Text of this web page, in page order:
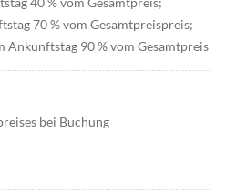
70 % vom Gesamtpreispreis;
Ankunftstag 90 % vom Gesamtpreis
bei Buchung